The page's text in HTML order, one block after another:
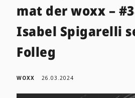
mat der woxx –
Isabel Spigarelli
Folleg
WOXX 26.03.2024